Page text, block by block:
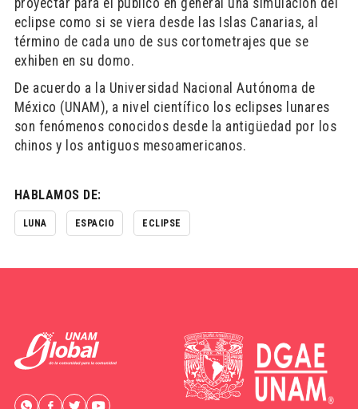
proyectar para el público en general una simulación del
eclipse como si se viera desde las Islas Canarias, al
término de cada uno de sus cortometrajes que se
exhiben en su domo.
De acuerdo a la Universidad Nacional Autónoma de
México (UNAM), a nivel científico los eclipses lunares
son fenómenos conocidos desde la antigüedad por los
chinos y los antiguos mesoamericanos.
HABLAMOS DE:
LUNA ESPACIO ECLIPSE